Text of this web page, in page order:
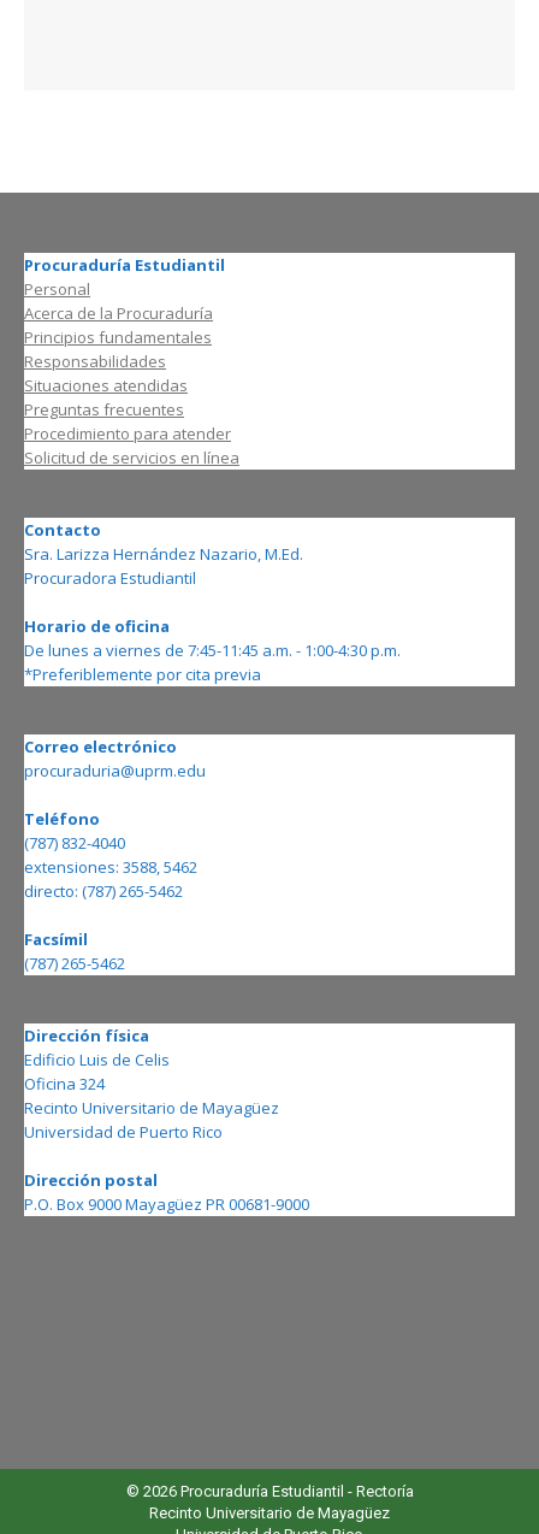
Procuraduría Estudiantil
Personal
Acerca de la Procuraduría
Principios fundamentales
Responsabilidades
Situaciones atendidas
Preguntas frecuentes
Procedimiento para atender
Solicitud de servicios en línea
Contacto
Sra. Larizza Hernández Nazario, M.Ed.
Procuradora Estudiantil
Horario de oficina
De lunes a viernes de 7:45-11:45 a.m. - 1:00-4:30 p.m.
*Preferiblemente por cita previa
Correo electrónico
procuraduria@uprm.edu
Teléfono
(787) 832-4040
extensiones: 3588, 5462
directo: (787) 265-5462
Facsímil
(787) 265-5462
Dirección física
Edificio Luis de Celis
Oficina 324
Recinto Universitario de Mayagüez
Universidad de Puerto Rico
Dirección postal
P.O. Box 9000 Mayagüez PR 00681-9000
© 2026 Procuraduría Estudiantil - Rectoría
Recinto Universitario de Mayagüez